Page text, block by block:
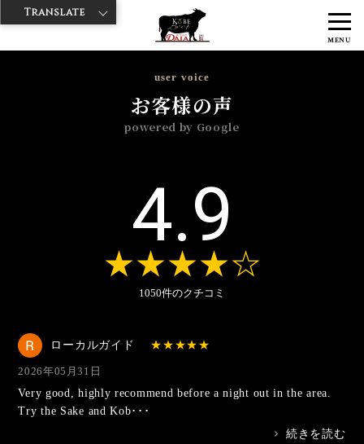
MENU
神戸牛ダイヤ > 神戸牛ダイア 歌舞伎町店
2026
user voice
お客様の声
powered by Google
4.9
1050件のクチコミ
ローカルガイド
2026年05月31日
Very good, highly recommend before a night out in the area.
Try the Sake and Kob･･･
>
続きを読む
Translate